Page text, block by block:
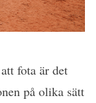
fota är det
på olika sätt